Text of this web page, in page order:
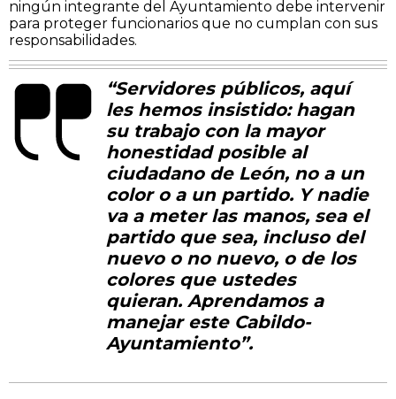
ningún integrante del Ayuntamiento debe intervenir
para proteger funcionarios que no cumplan con sus
responsabilidades.
“Servidores públicos, aquí
les hemos insistido: hagan
su trabajo con la mayor
honestidad posible al
ciudadano de León, no a un
color o a un partido. Y nadie
va a meter las manos, sea el
partido que sea, incluso del
nuevo o no nuevo, o de los
colores que ustedes
quieran. Aprendamos a
manejar este Cabildo-
Ayuntamiento”.